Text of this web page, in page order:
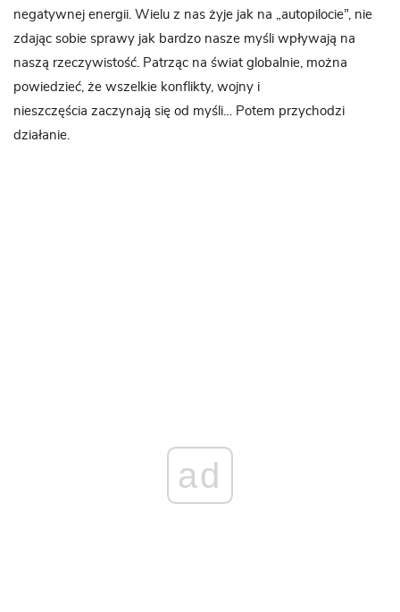
negatywnej energii. Wielu z nas żyje jak na „autopilocie”, nie
zdając sobie sprawy jak bardzo nasze myśli wpływają na
naszą rzeczywistość. Patrząc na świat globalnie, można
powiedzieć, że wszelkie konflikty, wojny i
nieszczęścia zaczynają się od myśli… Potem przychodzi
działanie.
ad